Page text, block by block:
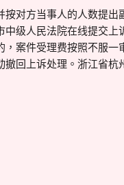
对方当事人的人数提出
级人民法院在线提交上
案件受理费按照不服一
回上诉处理。浙江省杭